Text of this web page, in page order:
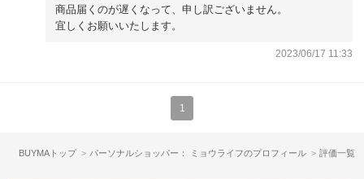
商品届くのが遅くなって、申し訳ございません。
宜しくお願いいたします。
2023/06/17 11:33
1
BUYMAトップ パーソナルショッパー： ミョウライフのプロフィール 評価一覧